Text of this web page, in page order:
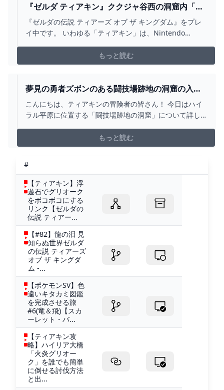
『ゼルダ ティアキン』ククジャ谷西の洞窟内「イ
ウンオロクの祠」で「大と小の選択」を攻略しま
した - ディスディスブログ
『ゼルダの伝説 ティアーズ オブ ザ キングダム』をプレ
イ中です。 いわゆる「ティアキン」は、Nintendo
ャーゲームです。 前回は「エウンポ高地の洞窟」内「ミ
ネタカカの祠」で「ラウルの祝福」を攻略しました。 今
もっと読む
夢見の勇者ズボンのある闘技場跡地の洞窟の入り
方は？【ティアキン攻略】 とあるゲームブログの
軌跡
こんにちは、ティアキンの冒険者の皆さん！ 今日はハイ
ラル平原に位置する「闘技場跡地の洞窟」について詳し
ムダの財宝夢見の勇者服2」の攻略場所でもあり、夢見の
勇者ズボンが手に入る非常に興味深い
もっと読む
#
【ティアキン】浮
遊石でグリオーク
をボコボコにする
リンク【ゼルダの
伝説 ティアー...
【#82】龍の泪 見
知らぬ世界ゼルダ
の伝説 ティアーズ
オブ ザ キングダ
ム -...
【ポケモンSV】色
違いキタカミ図鑑
を完成させる旅
#6(竜＆飛)【スカ
ーレット・バ...
【ティアキン攻
略】ハイリア大橋
「火炎グリオー
ク」を誰でも簡単
に倒せる討伐方法
と出...